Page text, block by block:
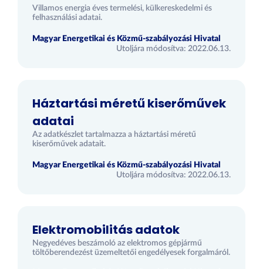
Villamos energia éves termelési, külkereskedelmi és
felhasználási adatai.
Magyar Energetikai és Közmű-szabályozási Hivatal
Utoljára módosítva: 2022.06.13.
Háztartási méretű kiserőművek
adatai
Az adatkészlet tartalmazza a háztartási méretű
kiserőművek adatait.
Magyar Energetikai és Közmű-szabályozási Hivatal
Utoljára módosítva: 2022.06.13.
Elektromobilitás adatok
Negyedéves beszámoló az elektromos gépjármű
töltőberendezést üzemeltetői engedélyesek forgalmáról.